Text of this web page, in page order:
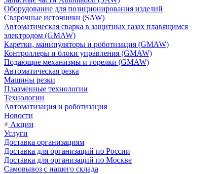
Оборудование для позиционирования изделий
Сварочные источники (SAW)
Автоматическая сварка в защитных газах плавящимся
электродом (GMAW)
Каретки, манипуляторы и роботизация (GMAW)
Контроллеры и блоки управления (GMAW)
Подающие механизмы и горелки (GMAW)
Автоматическая резка
Машины резки
Плазменные технологии
Технологии
Автоматизация и роботизация
Новости
Акции
Услуги
Доставка организациям
Доставка для организаций по России
Доставка для организаций по Москве
Самовывоз с нашего склада